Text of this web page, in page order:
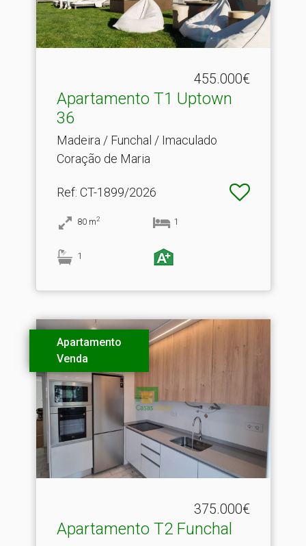
455.000€
Apartamento T1 Uptown
36
Madeira / Funchal / Imaculado
Coração de Maria
Ref: CT-1899/2026
80 m2 1
1
Apartamento
Venda
375.000€
Apartamento T2 Funchal